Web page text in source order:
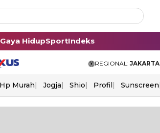
Gaya HidupSportIndeks
REGIONAL: JAKARTA
Hp Murah Jogja Shio Profil Sunscreen